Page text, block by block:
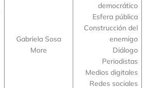
Gabriela Sosa
More
democrático
Esfera pública
Construcción del
enemigo
Diálogo
Periodistas
Medios digitales
Redes sociales